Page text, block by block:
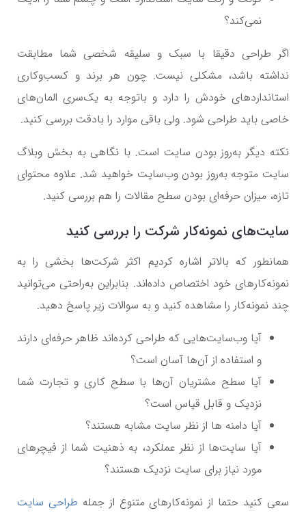
نمی‌کند؟
اگر طراحی دقیقا با سبک و سلیقه شخصی شما مطابقت
نداشته باشد، مشکلی نیست. چون هر برند و کسب‌وکاری
استانداردهای خودش را دارد و باتوجه به یک‌سری المان‌های
خاصی باید طراحی شود. ولی باقی موارد را بادقت بررسی کنید.
نکته دیگر به‌روز بودن سایت است. با نگاهی به بخش وبلاگ
سایت متوجه به‌روز بودن وب‌سایت خواهید شد. علاوه محتوای
تازه، میزان حرفه‌ای بودن سطح مقالات را هم بررسی کنید.
سایت‌های نمونه‌کار شرکت را بررسی کنید
همانطور که بالاتر اشاره کردیم اکثر شرکت‌ها بخشی را به
نمونه‌کارهای خود اختصاص داده‌اند. بنابراین به‌راحتی می‌توانید
چند نمونه‌کار را مشاهده کنید و به سوالات زیر پاسخ دهید.
آیا وب‌سایت‌هایی که طراحی کرده‌اند ظاهر حرفه‌ای دارند
و استفاده از آن‌ها آسان است؟
آیا سطح مشتریان آن‌ها با سطح کاری و تجارت شما
نزدیک و قابل قیاس است؟
آیا دامنه ها از نظر سایت مشابه هستند؟
آیا سایت‌ها از نظر عملکرد، به‌ ذهنیت شما از فیچرهای
مورد نیاز برای سایت نزدیک هستند؟
سعی کنید حتما از نمونه‌کارهای متنوع از جمله طراحی سایت